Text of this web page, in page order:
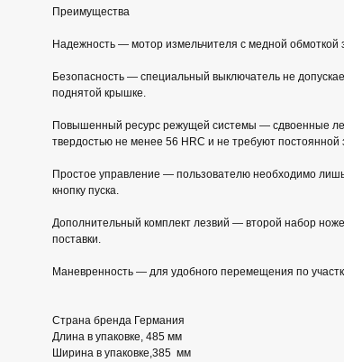
Преимущества
Надежность — мотор измельчителя с медной обмоткой
Безопасность — специальный выключатель не
поднятой крышке.
Повышенный ресурс режущей системы — сдвоенные
твердостью не менее 56 HRC и не требуют постоянной
Простое управление — пользователю необходимо
кнопку пуска.
Дополнительный комплект лезвий — второй набор
поставки.
Маневренность — для удобного перемещения по
Страна бренда Германия
Длина в упаковке, 485 мм
Ширина в упаковке,385 мм